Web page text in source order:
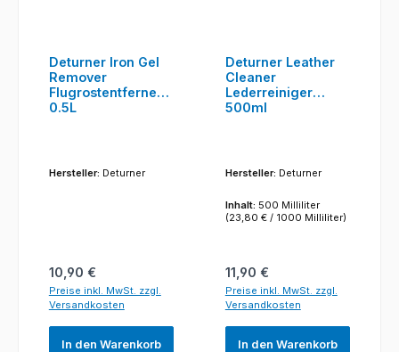
Deturner Iron Gel
Remover
Flugrostentferner
0.5L
Hersteller: Deturner
Regulärer Preis:
10,90 €
Preise inkl. MwSt. zzgl.
Versandkosten
In den Warenkorb
Deturner Leather
Cleaner
Lederreiniger
500ml
Hersteller: Deturner
Inhalt: 500 Milliliter
(23,80 € / 1000 Milliliter)
Regulärer Preis:
11,90 €
Preise inkl. MwSt. zzgl.
Versandkosten
In den Warenkorb